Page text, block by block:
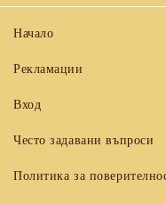
Начало
Рекламации
Вход
Често задавани въпроси
Политика за